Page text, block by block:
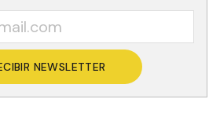
NEWSLETTER